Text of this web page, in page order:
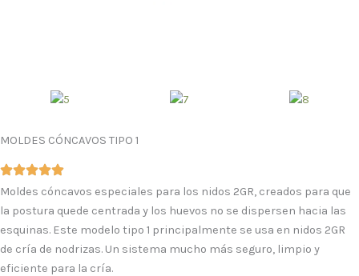
MOLDES CÓNCAVOS TIPO 1
Moldes cóncavos especiales para los nidos 2GR, creados para que
la postura quede centrada y los huevos no se dispersen hacia las
esquinas. Este modelo tipo 1 principalmente se usa en nidos 2GR
de cría de nodrizas. Un sistema mucho más seguro, limpio y
eficiente para la cría.